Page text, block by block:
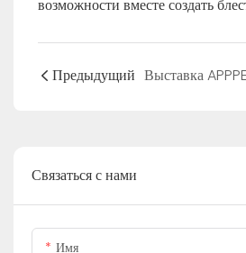
возможности вместе создать
Предыдущий Выставка
Связаться с нами
Имя